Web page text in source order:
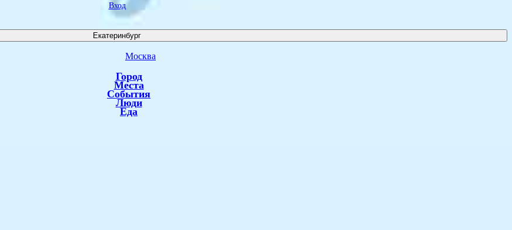
Вход
Екатеринбург
Москва
Город
Места
События
Люди
Еда